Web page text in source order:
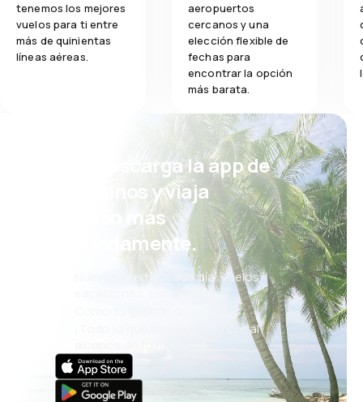
tenemos los mejores
vuelos para ti entre
más de quinientas
líneas aéreas.
aeropuertos
cercanos y una
elección flexible de
fechas para
encontrar la opción
más barata.
¡Eh! Descarga la app de
eDestinos y viaja
incluso más
cómodamente.
Nuevas ofertas cada día: vuelos,
vacaciones, escapadas
Cómoda gestión de reservas
¡Todo lo que importa, siempre al